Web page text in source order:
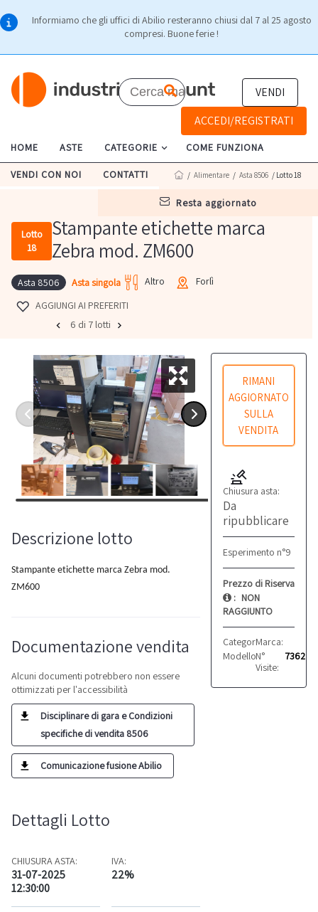
Informiamo che gli uffici di Abilio resteranno chiusi dal 7 al 25 agosto
compresi. Buone ferie !
VENDI
ACCEDI/REGISTRATI
HOME ASTE CATEGORIE COME FUNZIONA
VENDI CON NOI CONTATTI
resta aggiornato
/ Alimentare / Asta 8506 / Lotto 18
Lotto
18
Stampante etichette marca
Zebra mod. ZM600
Asta 8506 Asta singola Altro
Forlì
AGGIUNGI AI PREFERITI
6 di 7 lotti
RIMANI
AGGIORNATO
SULLA
VENDITA
Chiusura asta:
Da
ripubblicare
Esperimento n°9
Prezzo di Riserva
: NON
RAGGIUNTO
Categoria: Altro
Marca:
Modello: ZM600
N°
Visite:
7362
Descrizione lotto
Stampante etichette marca Zebra mod.
ZM600
Documentazione vendita
Alcuni documenti potrebbero non essere
ottimizzati per l'accessibilità
Disciplinare di gara e Condizioni
specifiche di vendita 8506
Comunicazione fusione Abilio
Dettagli Lotto
CHIUSURA ASTA:
31-07-2025
12:30:00
IVA:
22%